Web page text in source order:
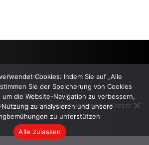
Zitate nur mit aktivem Link.
WERBUNG AUF DER WEBSITE
Cookies. Indem Sie auf „Alle
Sie der Speicherung von Cookies
die Website-Navigation zu verbessern,
zu analysieren und unsere
zu unterstützen
Alle zulassen